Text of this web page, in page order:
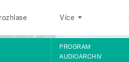
Více
PROGRAM
AUDIOARCHIV